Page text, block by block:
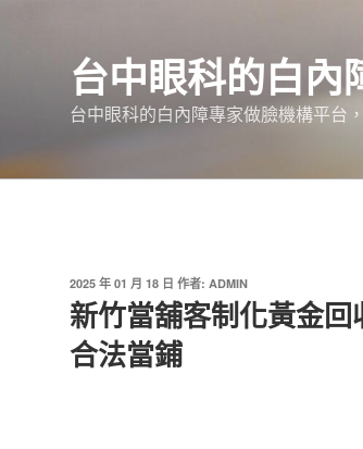
台中眼科的白內
台中眼科的白內障專家做臉機構平台
發
佈
於
2025 年 01 月 18 日 作者: ADMIN
新竹當舖客制化黃金
合法當鋪